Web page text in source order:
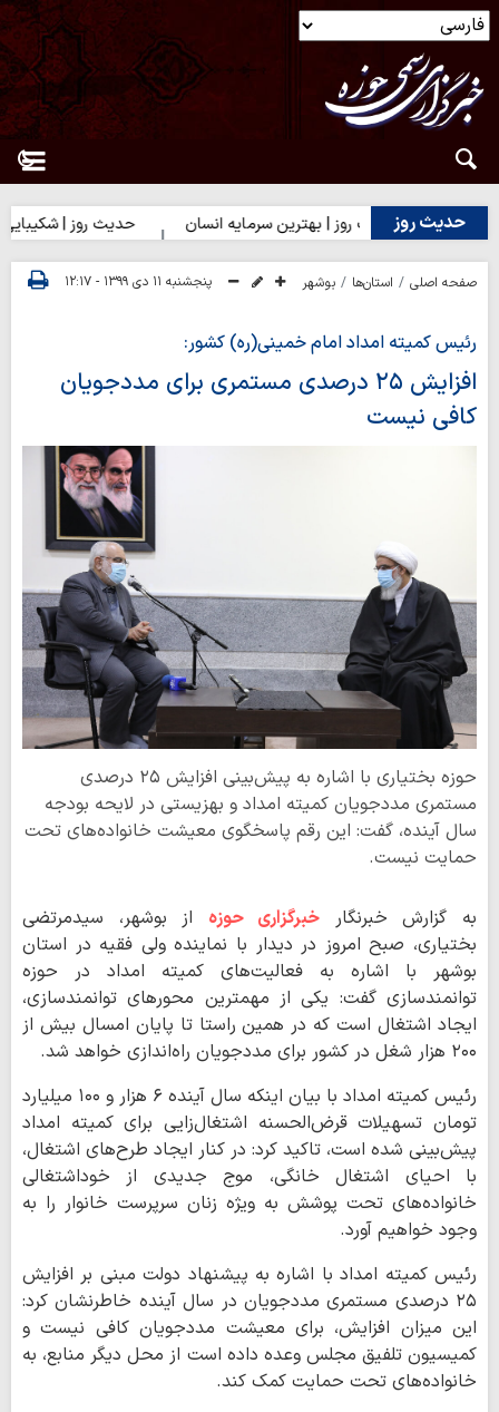
حدیث روز
حدیث روز | بهترین سرمایه انسان حدیث روز | شکیبایی بر
صفحه اصلی استان‌ها بوشهر پنجشنبه ۱۱ دی ۱۳۹۹ - ۱۲:۱۷
رئیس کمیته امداد امام خمینی(ره) کشور:
افزایش ۲۵ درصدی مستمری برای مددجویان
کافی نیست
حوزه بختیاری با اشاره به پیش‌بینی افزایش ۲۵ درصدی
مستمری مددجویان کمیته امداد و بهزیستی در لایحه بودجه
سال آینده، گفت: این رقم پاسخگوی معیشت خانواده‌های تحت
حمایت نیست.
به گزارش خبرنگارخبرگزاری حوزه از بوشهر، سیدمرتضی
بختیاری، صبح امروز در دیدار با نماینده ولی فقیه در استان
بوشهر با اشاره به فعالیت‌های کمیته امداد در حوزه
توانمندسازی گفت: یکی از مهمترین محورهای توانمندسازی،
ایجاد اشتغال است که در همین راستا تا پایان امسال بیش از
۲۰۰ هزار شغل در کشور برای مددجویان راه‌اندازی خواهد شد.
رئیس کمیته امداد با بیان اینکه سال آینده ۶ هزار و ۱۰۰ میلیارد
تومان تسهیلات قرض‌الحسنه اشتغال‌زایی برای کمیته امداد
پیش‌بینی شده است، تاکید کرد: در کنار ایجاد طرح‌های اشتغال،
با احیای اشتغال خانگی، موج جدیدی از خوداشتغالی
خانواده‌های تحت پوشش به ویژه زنان سرپرست خانوار را به
وجود خواهیم آورد.
رئیس کمیته امداد با اشاره به پیشنهاد دولت مبنی بر افزایش
۲۵ درصدی مستمری مددجویان در سال آینده خاطرنشان کرد:
این میزان افزایش، برای معیشت مددجویان کافی نیست و
کمیسیون تلفیق مجلس وعده داده است از محل دیگر منابع، به
خانواده‌های تحت حمایت کمک کند.